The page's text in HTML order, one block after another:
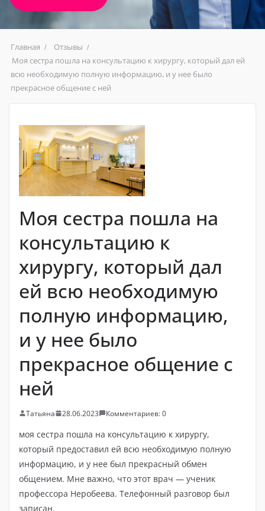
Главная
Отзывы
Моя сестра пошла на консультацию к хирургу, который дал ей
всю необходимую полную информацию, и у нее было
прекрасное общение с ней
Моя сестра пошла на
консультацию к
хирургу, который дал
ей всю необходимую
полную информацию,
и у нее было
прекрасное общение с
ней
Татьяна 28.06.2023 Комментариев: 0
моя сестра пошла на консультацию к хирургу,
который предоставил ей всю необходимую полную
информацию, и у нее был прекрасный обмен
общением. Мне важно, что этот врач — ученик
профессора Неробеева. Телефонный разговор был
записан.